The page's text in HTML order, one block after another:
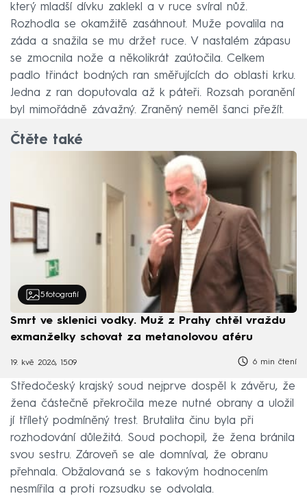
který mladší dívku zaklekl a v ruce svíral nůž.
Rozhodla se okamžitě zasáhnout. Muže povalila na
záda a snažila se mu držet ruce. V nastalém zápasu
se zmocnila nože a několikrát zaútočila. Celkem
padlo třináct bodných ran směřujících do oblasti krku.
Jedna z ran doputovala až k páteři. Rozsah poranění
byl mimořádně závažný. Zraněný neměl šanci přežít.
Čtěte také
5 fotografií
Smrt ve sklenici vodky. Muž z Prahy chtěl vraždu
exmanželky schovat za metanolovou aféru
19. kvě 2026, 15:09 6 min čtení
Středočeský krajský soud nejprve dospěl k závěru, že
žena částečně překročila meze nutné obrany a uložil
jí tříletý podmíněný trest. Brutalita činu byla při
rozhodování důležitá. Soud pochopil, že žena bránila
svou sestru. Zároveň se ale domníval, že obranu
přehnala. Obžalovaná se s takovým hodnocením
nesmířila a proti rozsudku se odvolala.